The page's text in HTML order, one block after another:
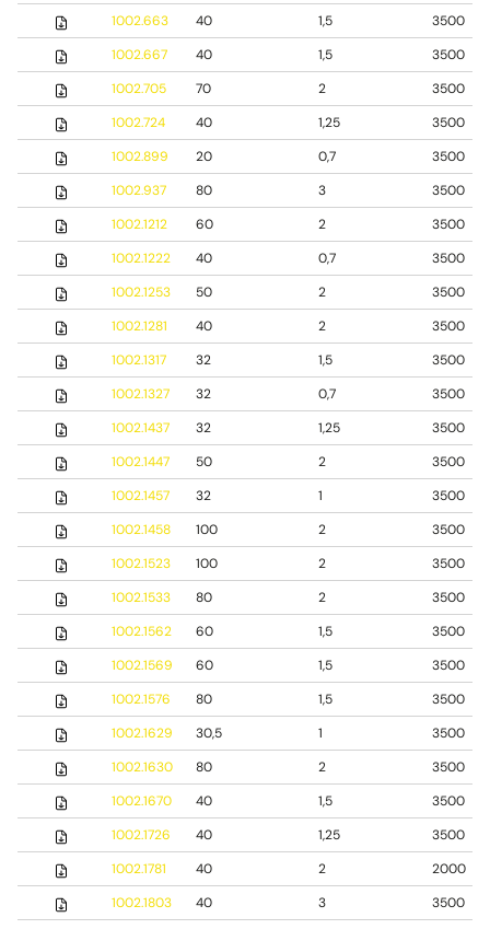
1002.663
40 1,5
3500
1002.667
40 1,5
3500
1002.705
70 2
3500
1002.724
40 1,25
3500
1002.899
20 0,7
3500
1002.937
80 3
3500
1002.1212
60 2
3500
1002.1222
40 0,7
3500
1002.1253
50 2
3500
1002.1281
40 2
3500
1002.1317
32 1,5
3500
1002.1327
32 0,7
3500
1002.1437
32 1,25
3500
1002.1447
50 2
3500
1002.1457
32 1
3500
1002.1458
100 2
3500
1002.1523
100 2
3500
1002.1533
80 2
3500
1002.1562
60 1,5
3500
1002.1569
60 1,5
3500
1002.1576
80 1,5
3500
1002.1629
30,5 1
3500
1002.1630
80 2
3500
1002.1670
40 1,5
3500
1002.1726
40 1,25
3500
1002.1781
40 2
2000
1002.1803
40 3
3500